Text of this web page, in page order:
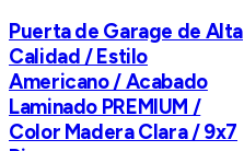
Puerta de Garage de Alta
Calidad / Estilo
Americano / Acabado
Laminado PREMIUM /
Color Madera Clara / 9x7